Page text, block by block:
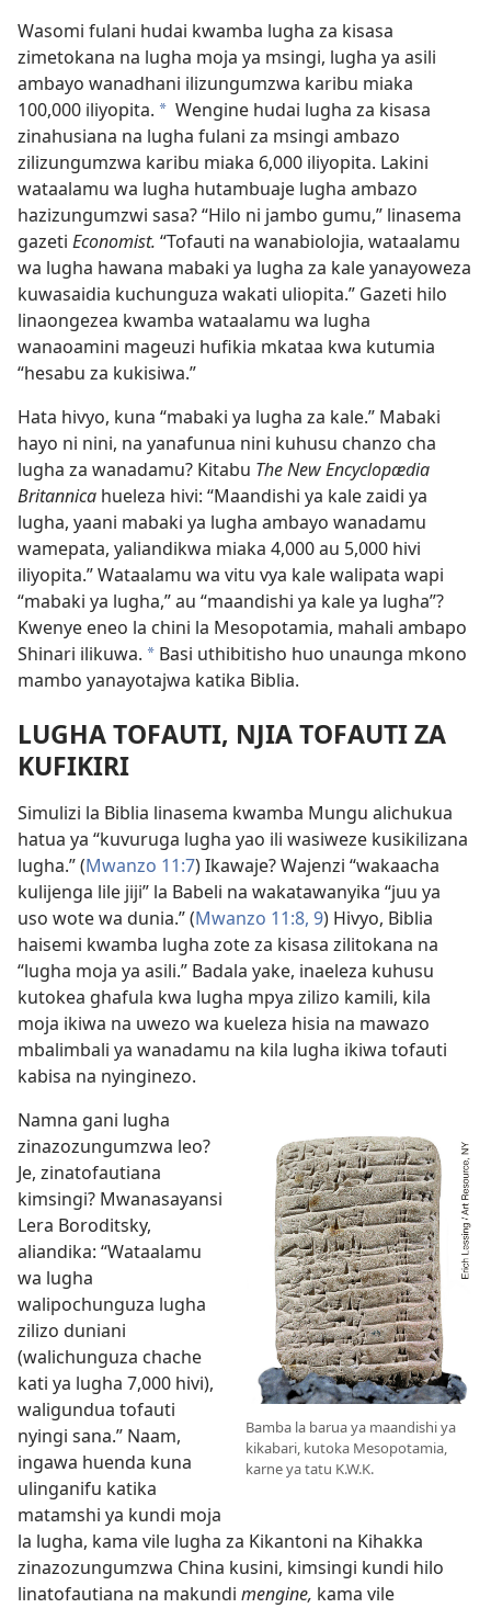
Wasomi fulani hudai kwamba lugha za kisasa
zimetokana na lugha moja ya msingi, lugha ya asili
ambayo wanadhani ilizungumzwa karibu miaka
100,000 iliyopita. * Wengine hudai lugha za kisasa
zinahusiana na lugha fulani za msingi ambazo
zilizungumzwa karibu miaka 6,000 iliyopita. Lakini
wataalamu wa lugha hutambuaje lugha ambazo
hazizungumzwi sasa? “Hilo ni jambo gumu,” linasema
gazeti Economist. “Tofauti na wanabiolojia, wataalamu
wa lugha hawana mabaki ya lugha za kale yanayoweza
kuwasaidia kuchunguza wakati uliopita.” Gazeti hilo
linaongezea kwamba wataalamu wa lugha
wanaoamini mageuzi hufikia mkataa kwa kutumia
“hesabu za kukisiwa.”
Hata hivyo, kuna “mabaki ya lugha za kale.” Mabaki
hayo ni nini, na yanafunua nini kuhusu chanzo cha
lugha za wanadamu? Kitabu The New Encyclopædia
Britannica hueleza hivi: “Maandishi ya kale zaidi ya
lugha, yaani mabaki ya lugha ambayo wanadamu
wamepata, yaliandikwa miaka 4,000 au 5,000 hivi
iliyopita.” Wataalamu wa vitu vya kale walipata wapi
“mabaki ya lugha,” au “maandishi ya kale ya lugha”?
Kwenye eneo la chini la Mesopotamia, mahali ambapo
Shinari ilikuwa. * Basi uthibitisho huo unaunga mkono
mambo yanayotajwa katika Biblia.
LUGHA TOFAUTI, NJIA TOFAUTI ZA
KUFIKIRI
Simulizi la Biblia linasema kwamba Mungu alichukua
hatua ya “kuvuruga lugha yao ili wasiweze kusikilizana
lugha.” (Mwanzo 11:7) Ikawaje? Wajenzi “wakaacha
kulijenga lile jiji” la Babeli na wakatawanyika “juu ya
uso wote wa dunia.” (Mwanzo 11:8, 9) Hivyo, Biblia
haisemi kwamba lugha zote za kisasa zilitokana na
“lugha moja ya asili.” Badala yake, inaeleza kuhusu
kutokea ghafula kwa lugha mpya zilizo kamili, kila
moja ikiwa na uwezo wa kueleza hisia na mawazo
mbalimbali ya wanadamu na kila lugha ikiwa tofauti
kabisa na nyinginezo.
Bamba la barua ya maandishi ya
kikabari, kutoka Mesopotamia,
karne ya tatu K.W.K.
Namna gani lugha
zinazozungumzwa leo?
Je, zinatofautiana
kimsingi? Mwanasayansi
Lera Boroditsky,
aliandika: “Wataalamu
wa lugha
walipochunguza lugha
zilizo duniani
(walichunguza chache
kati ya lugha 7,000 hivi),
waligundua tofauti
nyingi sana.” Naam,
ingawa huenda kuna
ulinganifu katika
matamshi ya kundi moja
la lugha, kama vile lugha za Kikantoni na Kihakka
zinazozungumzwa China kusini, kimsingi kundi hilo
linatofautiana na makundi mengine, kama vile